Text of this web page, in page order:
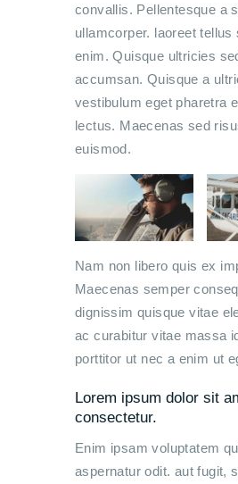
convallis. Pellentesque a
ullamcorper. laoreet tellus
enim. Quisque ultricies
accumsan. Quisque a
vestibulum eget pharetra
lectus. Maecenas sed
euismod.
Nam non libero quis ex
Maecenas semper
dignissim quisque vitae
ac curabitur vitae massa
porttitor ut nec a enim ut
Lorem ipsum dolor sit
consectetur.
Enim ipsam voluptatem
aspernatur odit. aut fugit,